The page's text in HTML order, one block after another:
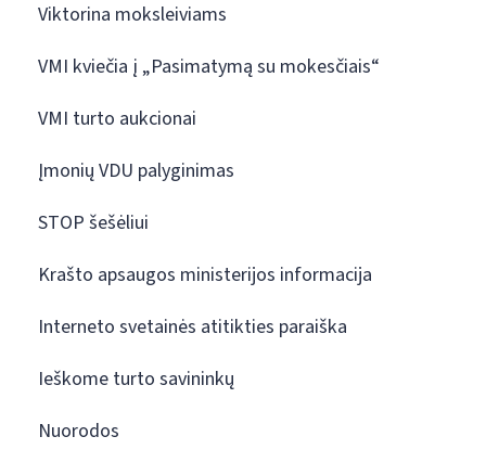
Viktorina moksleiviams
VMI kviečia į „Pasimatymą su mokesčiais“
VMI turto aukcionai
Įmonių VDU palyginimas
STOP šešėliui
Krašto apsaugos ministerijos informacija
Interneto svetainės atitikties paraiška
Ieškome turto savininkų
Nuorodos